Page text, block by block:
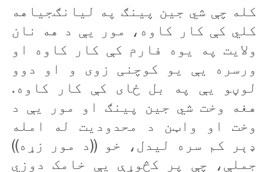
کله چې شي جين پينګ په ليانګجياهه
کلي کې کار کاوه، مور يې د هه نان
ولایت په يوه فارم کې کار کاوه او
ورسره يې يو کوچنی زوی و او دوو
لوڼو يې په بل ځای کې کار کاوه.
هغه وخت شي جين پينګ او مور يې د
وخت او واټن د محدودیت له امله
ډېر کم سره ليدل، خو ((د مور زړه))
جملې، چې پر کڅوړې يې خامک دوزي